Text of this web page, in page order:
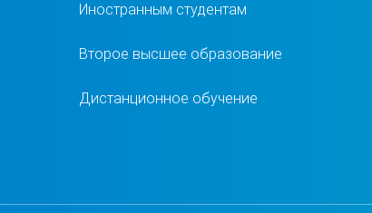
Иностранным студентам
Второе высшее образование
Дистанционное обучение